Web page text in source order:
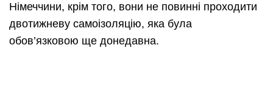
Німеччини, крім того, вони не повинні проходити
двотижневу самоізоляцію, яка була
обов’язковою ще донедавна.